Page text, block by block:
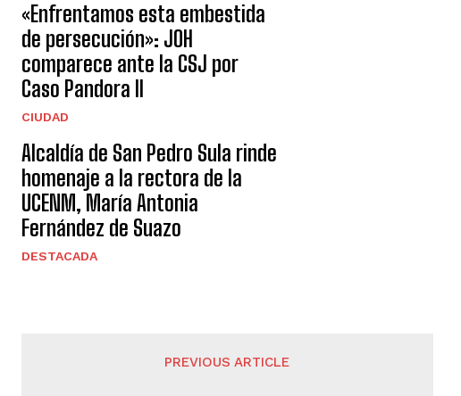
«Enfrentamos esta embestida
de persecución»: JOH
comparece ante la CSJ por
Caso Pandora II
CIUDAD
Alcaldía de San Pedro Sula rinde
homenaje a la rectora de la
UCENM, María Antonia
Fernández de Suazo
DESTACADA
PREVIOUS ARTICLE